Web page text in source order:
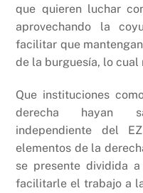
que quieren luchar
aprovechando la
facilitar que
de la burguesía, lo cual
Que instituciones
derecha hayan
independiente del
elementos de la
se presente dividida
facilitarle el trabajo a